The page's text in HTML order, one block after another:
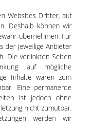
Websites Dritter, auf
Deshalb können wir
übernehmen. Für
der jeweilige Anbieter
Die verlinkten Seiten
auf mögliche
Inhalte waren zum
Eine permanente
ist jedoch ohne
nicht zumutbar.
werden wir